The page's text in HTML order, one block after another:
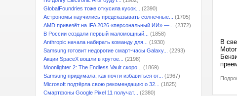
GlobalFoundries тоже откусила кусок...
(2390)
Астрономы научились предсказывать солнечные...
(1705)
AMD привезёт на IFA 2026 «персональный ИИ» —...
(2372)
В России создали первый маломощный...
(1858)
Anthropic начала набирать команду для...
(1930)
Samsung готовит недорогие смарт-часы Galaxy...
(2293)
Акции SpaceX вошли в крутое...
(2198)
Moonlighter 2: The Endless Vault скоро...
(1869)
Samsung придумала, как почти избавиться от...
(1967)
Microsoft подтёрла свою рекомендацию о 32...
(1825)
Смартфоны Google Pixel 11 получат...
(2380)
В